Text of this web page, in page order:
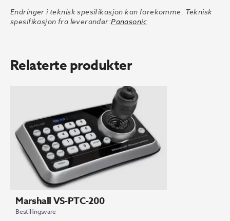
Endringer i teknisk spesifikasjon kan forekomme. Teknisk
spesifikasjon fra leverandør:Panasonic
Relaterte produkter
Marshall VS-PTC-200
Bestillingsvare